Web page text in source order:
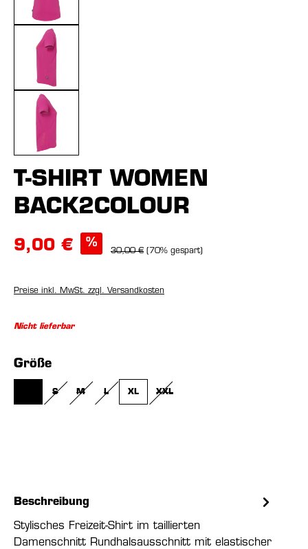
T-SHIRT WOMEN
BACK2COLOUR
9,00 € %
30,00 € (70% gespart)
Preise inkl. MwSt. zzgl. Versandkosten
Nicht lieferbar
Größeauswählen
(DIESE OPTION IST ZURZEIT NICHT VERFÜGBAR.)
S
(DIESE OPTION IST ZURZEIT NICHT VERFÜGBAR.)
M
(DIESE OPTION IST ZURZEIT NICHT VERFÜGBAR.)
L
(DIESE OPTION IST ZURZEIT NICHT VERFÜGBAR.)
XL XXL
Beschreibung
Stylisches Freizeit-Shirt im taillierten
Damenschnitt Rundhalsausschnitt mit elastischer